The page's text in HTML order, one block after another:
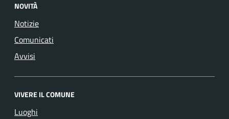
NOVITÀ
Notizie
Comunicati
Avvisi
VIVERE IL COMUNE
Luoghi